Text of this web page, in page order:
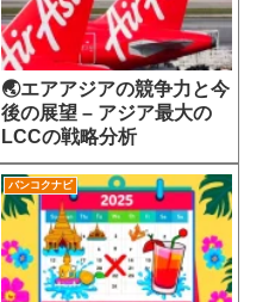
🌏エアアジアの競争力と今
後の展望 – アジア最大の
LCCの戦略分析
バンコクナビ